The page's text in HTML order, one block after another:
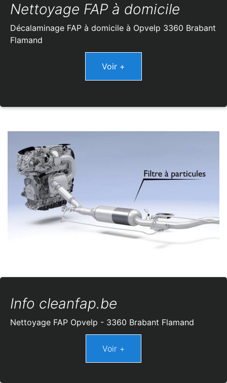
Nettoyage FAP à domicile
Décalaminage FAP à domicile à Opvelp 3360 Brabant
Flamand
Voir +
Info cleanfap.be
Nettoyage FAP Opvelp - 3360 Brabant Flamand